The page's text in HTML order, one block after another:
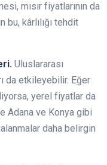
mısır fiyatlarının da
kârlılığı tehdit
Uluslararası
da etkileyebilir. Eğer
yerel fiyatlar da
Adana ve Konya gibi
daha belirgin